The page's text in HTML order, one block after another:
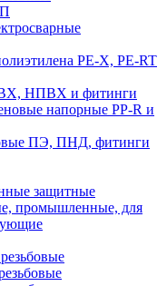
PE-X, PE-RT
НПВХ и фитинги
напорные PP-R и
ПЭ, ПНД, фитинги
защитные
промышленные, для